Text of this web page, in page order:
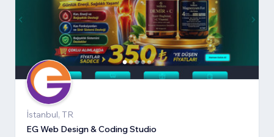
İstanbul, TR
EG Web Design & Coding Studio